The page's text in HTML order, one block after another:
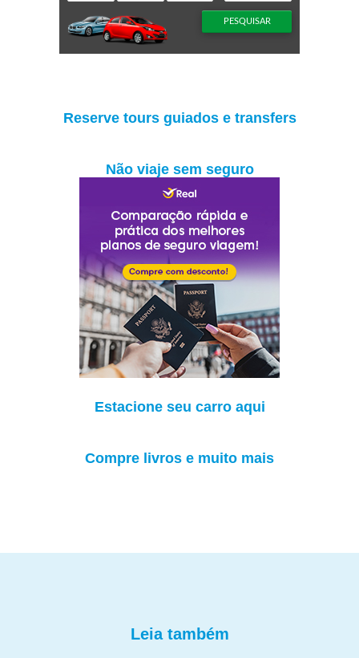
Reserve tours guiados e transfers
Não viaje sem seguro
Estacione seu carro aqui
Compre livros e muito mais
Leia também